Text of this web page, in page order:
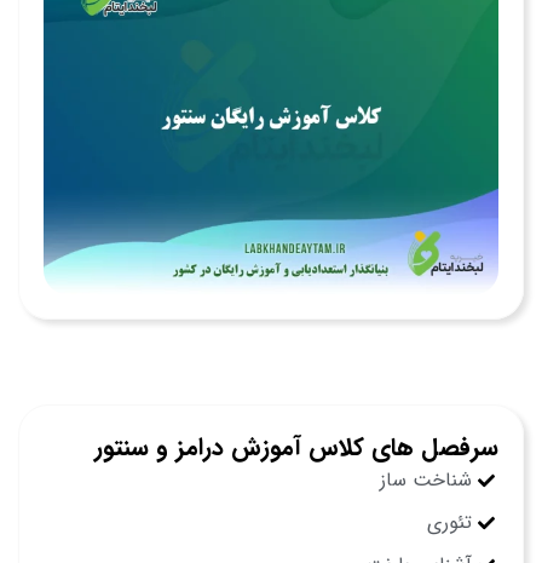
سرفصل های کلاس آموزش درامز و سنتور
شناخت ساز
تئوری